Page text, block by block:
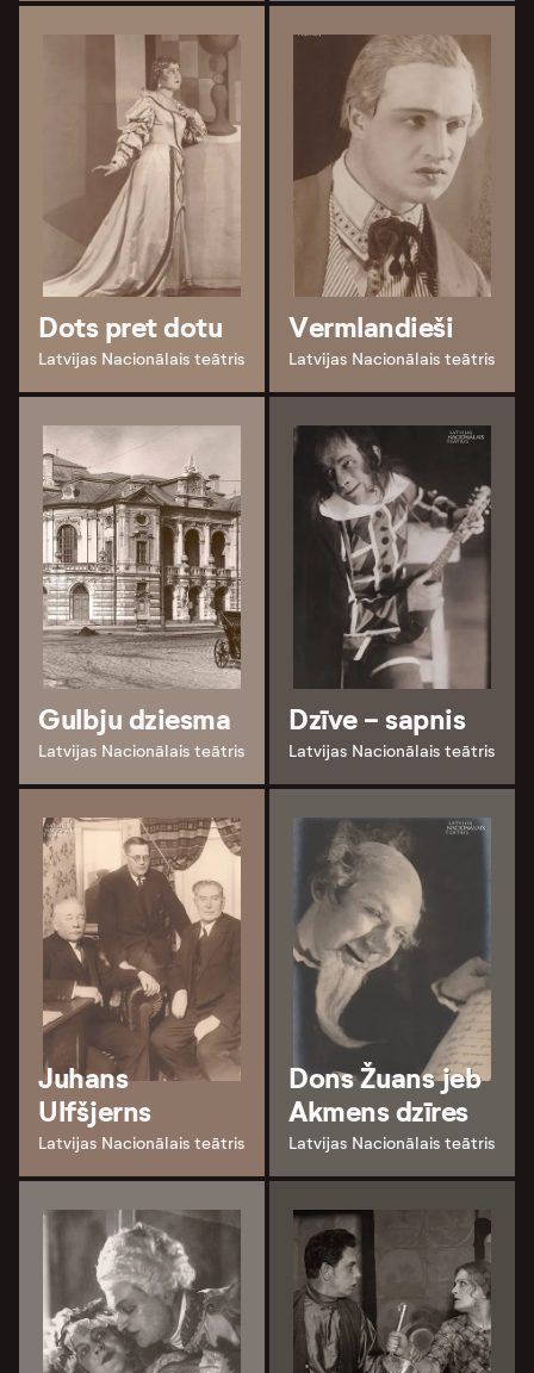
Dots pret dotu
Latvijas Nacionālais teātris
Vermlandieši
Latvijas Nacionālais teātris
Gulbju dziesma
Latvijas Nacionālais teātris
Dzīve - sapnis
Latvijas Nacionālais teātris
Juhans
Ulfšjerns
Latvijas Nacionālais teātris
Dons Žuans jeb
Akmens dzīres
Latvijas Nacionālais teātris